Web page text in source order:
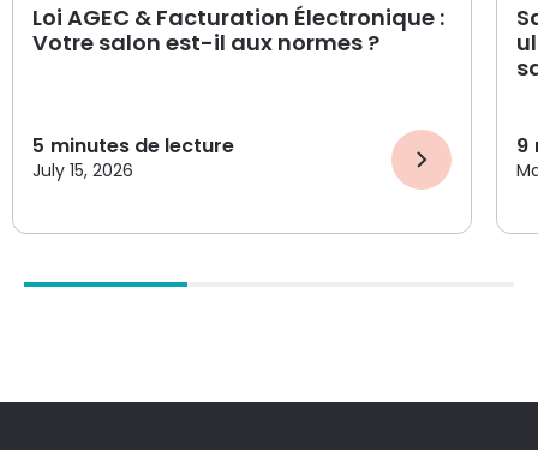
Loi AGEC & Facturation Électronique :
Votre salon est-il aux normes ?
5 minutes de lecture
July 15, 2026
9